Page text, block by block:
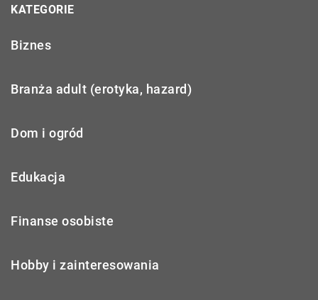
KATEGORIE
Biznes
Branża adult (erotyka, hazard)
Dom i ogród
Edukacja
Finanse osobiste
Hobby i zainteresowania